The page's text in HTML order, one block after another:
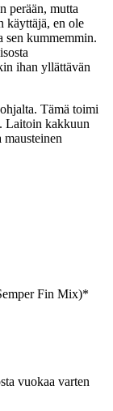
perään, mutta
käyttäjä, en ole
sen kummemmin.
ihan yllättävän
Tämä toimi
Laitoin kakkuun
mausteinen
Fin Mix)*
vuokaa varten